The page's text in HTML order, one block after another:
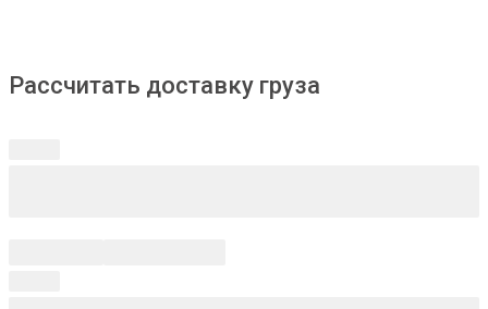
Рассчитать доставку груза